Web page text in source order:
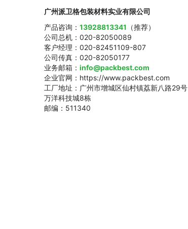
广州派卫格包装材料实业有限公司
产品咨询： 13928813341 （推荐）
公司总机：020-82050089
客户经理：020-82451109-807
公司传真：020-82050177
业务邮箱： info@packbest.com
企业官网：https://www.packbest.com
工厂地址：广州市增城区仙村镇荔新八路29号
万洋科技城8栋
邮编：511340